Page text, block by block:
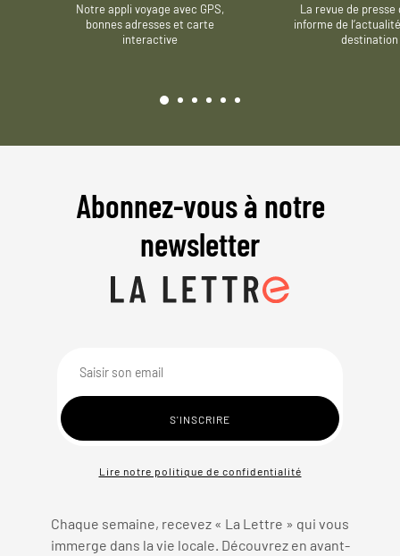
Notre appli voyage avec GPS,
bonnes adresses et carte
interactive
La revue de presse
informe de
destination
Abonnez-vous à notre
newsletter
Lire notre politique de confidentialité
Chaque semaine, recevez « La Lettre » qui vous
immerge dans la vie locale. Découvrez en avant-